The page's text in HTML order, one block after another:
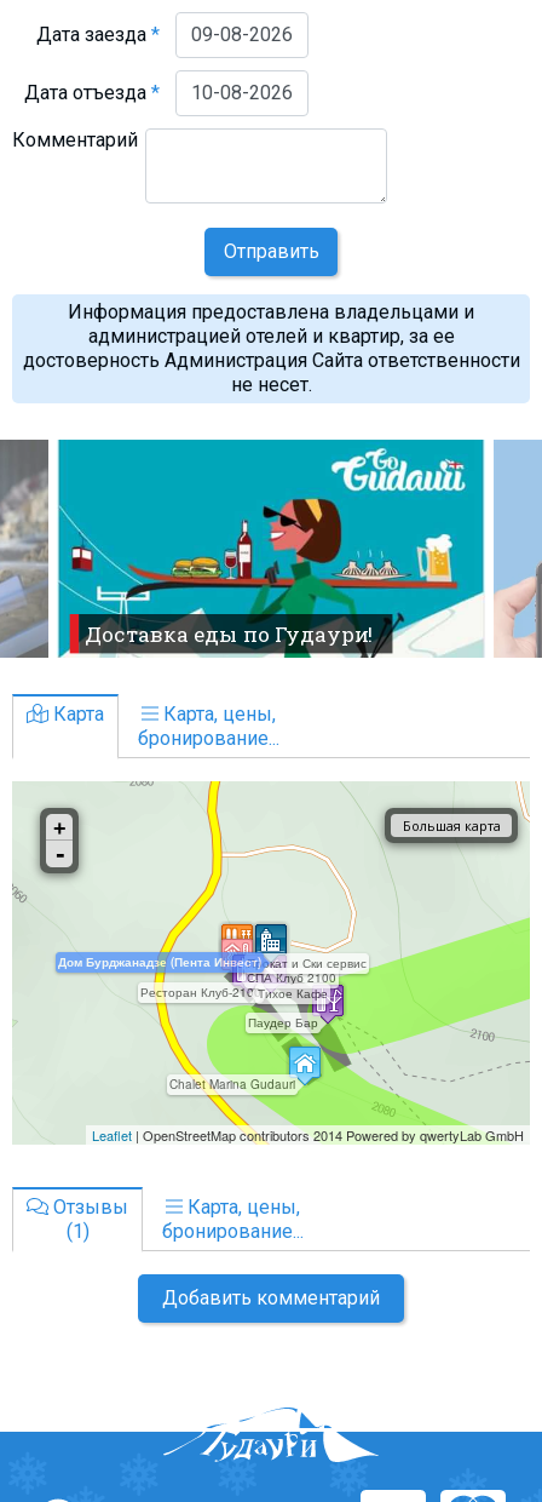
Дата заезда*
Дата отъезда*
Комментарий
Отправить
Информация предоставлена владельцами и
администрацией отелей и квартир, за ее
достоверность Администрация Сайта ответственности
не несет.
Доставка еды по Гудаури!
Карта
Карта, цены,
бронирование...
Отзывы
(1)
Карта, цены,
бронирование...
Добавить комментарий